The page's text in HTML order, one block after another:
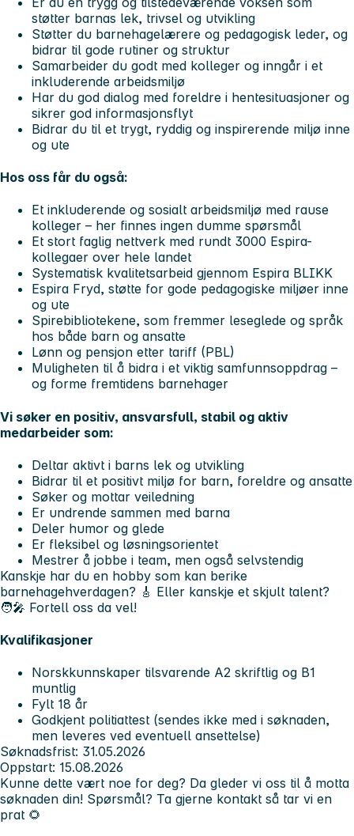
støtter barnas lek, trivsel og utvikling
Støtter du barnehagelærere og pedagogisk leder, og
bidrar til gode rutiner og struktur
Samarbeider du godt med kolleger og inngår i et
inkluderende arbeidsmiljø
Har du god dialog med foreldre i hentesituasjoner og
sikrer god informasjonsflyt
Bidrar du til et trygt, ryddig og inspirerende miljø inne
og ute
Hos oss får du også:
Et inkluderende og sosialt arbeidsmiljø med rause
kolleger – her finnes ingen dumme spørsmål
Et stort faglig nettverk med rundt 3000 Espira-
kollegaer over hele landet
Systematisk kvalitetsarbeid gjennom Espira BLIKK
Espira Fryd, støtte for gode pedagogiske miljøer inne
og ute
Spirebibliotekene, som fremmer leseglede og språk
hos både barn og ansatte
Lønn og pensjon etter tariff (PBL)
Muligheten til å bidra i et viktig samfunnsoppdrag –
og forme fremtidens barnehager
Vi søker en positiv, ansvarsfull, stabil og aktiv
medarbeider som:
Deltar aktivt i barns lek og utvikling
Bidrar til et positivt miljø for barn, foreldre og ansatte
Søker og mottar veiledning
Er undrende sammen med barna
Deler humor og glede
Er fleksibel og løsningsorientet
Mestrer å jobbe i team, men også selvstendig
Kanskje har du en hobby som kan berike
barnehagehverdagen? 🎸 Eller kanskje et skjult talent?
🧑‍🎤 Fortell oss da vel!
Kvalifikasjoner
Norskkunnskaper tilsvarende A2 skriftlig og B1
muntlig
Fylt 18 år
Godkjent politiattest (sendes ikke med i søknaden,
men leveres ved eventuell ansettelse)
Søknadsfrist: 31.05.2026
Oppstart: 15.08.2026
Kunne dette vært noe for deg? Da gleder vi oss til å motta
søknaden din! Spørsmål? Ta gjerne kontakt så tar vi en
prat 🌻